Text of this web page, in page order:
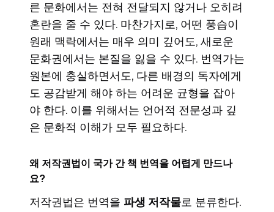
른 문화에서는 전혀 전달되지 않거나 오히려
혼란을 줄 수 있다. 마찬가지로, 어떤 풍습이
원래 맥락에서는 매우 의미 깊어도, 새로운
문화권에서는 본질을 잃을 수 있다. 번역가는
원본에 충실하면서도, 다른 배경의 독자에게
도 공감받게 해야 하는 어려운 균형을 잡아
야 한다. 이를 위해서는 언어적 전문성과 깊
은 문화적 이해가 모두 필요하다.
왜 저작권법이 국가 간 책 번역을 어렵게 만드나
요?
저작권법은 번역을 파생 저작물로 분류한다.